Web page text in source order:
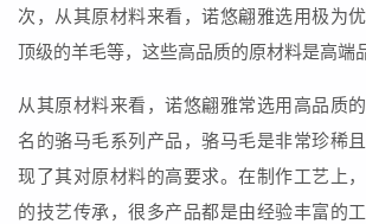
次，从其原材料来看，诺悠翩雅选用极为
顶级的羊毛等，这些高品质的原材料是高端
从其原材料来看，诺悠翩雅常选用高品质
名的骆马毛系列产品，骆马毛是非常珍稀
现了其对原材料的高要求。在制作工艺上
的技艺传承，很多产品都是由经验丰富的